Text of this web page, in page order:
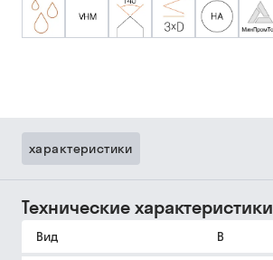
характеристики
Технические характеристики
Вид B